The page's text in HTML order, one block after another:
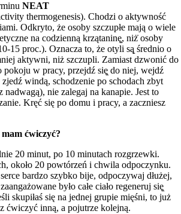
NEAT
thermogenesis). Chodzi o aktywność
Odkryto, że osoby szczupłe mają o wiele
na codzienną krzątaninę̨, niż̇ osoby
15 proc.). Oznacza to, że otyli są̨ średnio o
aktywni, niż szczupli. Zamiast dzwonić do
pokoju w pracy, przejdź się̨ do niej, wejdź
windą, schodzenie po schodach zbyt
nadwagą), nie zalegaj na kanapie. Jest to
Kręć się po domu i pracy, a zaczniesz
ćwiczyć?
20 minut, po 10 minutach rozgrzewki.
około 20 powtórzeń i chwila odpoczynku.
bardzo szybko bije, odpoczywaj dłużej,
było całe ciało regeneruj się̨
skupiłaś się na jednej grupie mięśni, to już
ćwiczyć inną, a pojutrze kolejną.